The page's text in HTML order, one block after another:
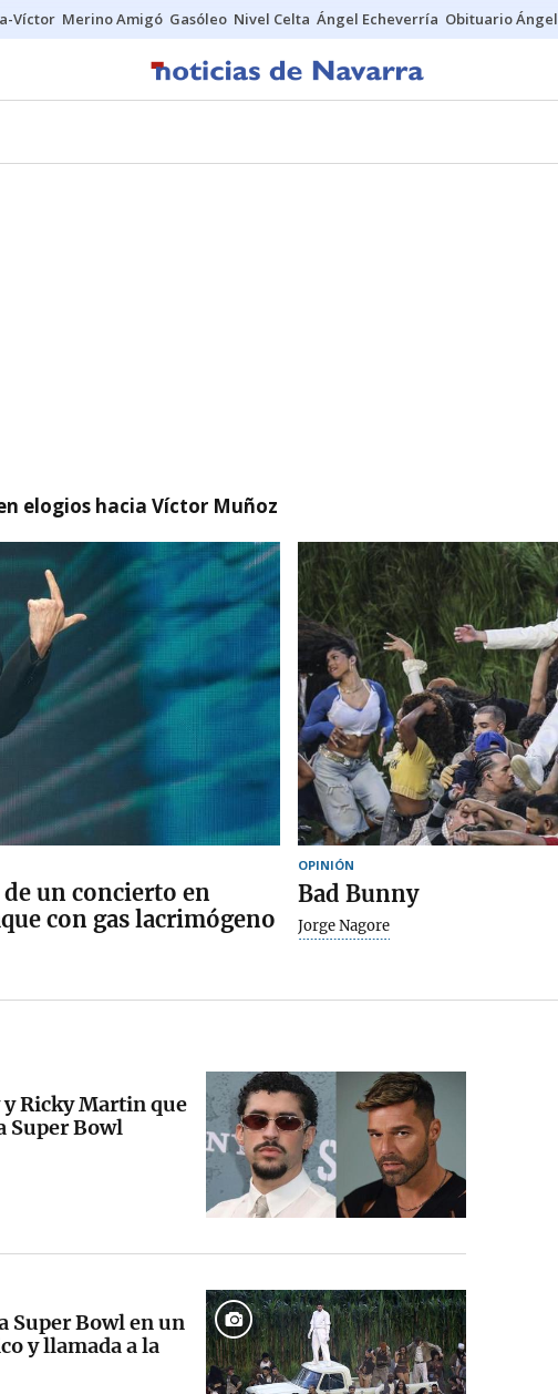
Víctor Merino Amigó Gasóleo Nivel Celta Ángel Echeverría Obituario Ángel
elogios hacia Víctor Muñoz
un concierto en
con gas lacrimógeno
OPINIÓN
Bad Bunny
Jorge Nagore
Ricky Martin que
Super Bowl
Super Bowl en un
y llamada a la